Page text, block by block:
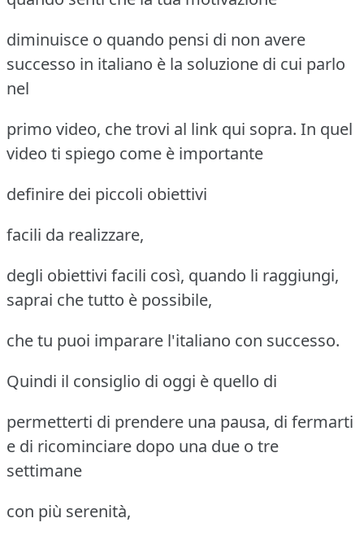
diminuisce o quando pensi di non avere
successo in italiano è la soluzione di cui parlo
nel
primo video, che trovi al link qui sopra. In quel
video ti spiego come è importante
definire dei piccoli obiettivi
facili da realizzare,
degli obiettivi facili così, quando li raggiungi,
saprai che tutto è possibile,
che tu puoi imparare l'italiano con successo.
Quindi il consiglio di oggi è quello di
permetterti di prendere una pausa, di fermarti
e di ricominciare dopo una due o tre
settimane
con più serenità,